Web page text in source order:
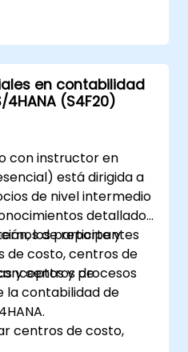
(BOM), centros de
de producción.
de la producción,
(MRP) y la
en SAP
la gestión de
del taller.
producción y
la toma de
las herramientas de
en contabilidad
4HANA (S4F20)
con instructor en
está dirigida a
de nivel intermedio
detallados
de reporte y
de costo, centros de
y centros de
los participantes
y procesos
la contabilidad de
centros de costo,